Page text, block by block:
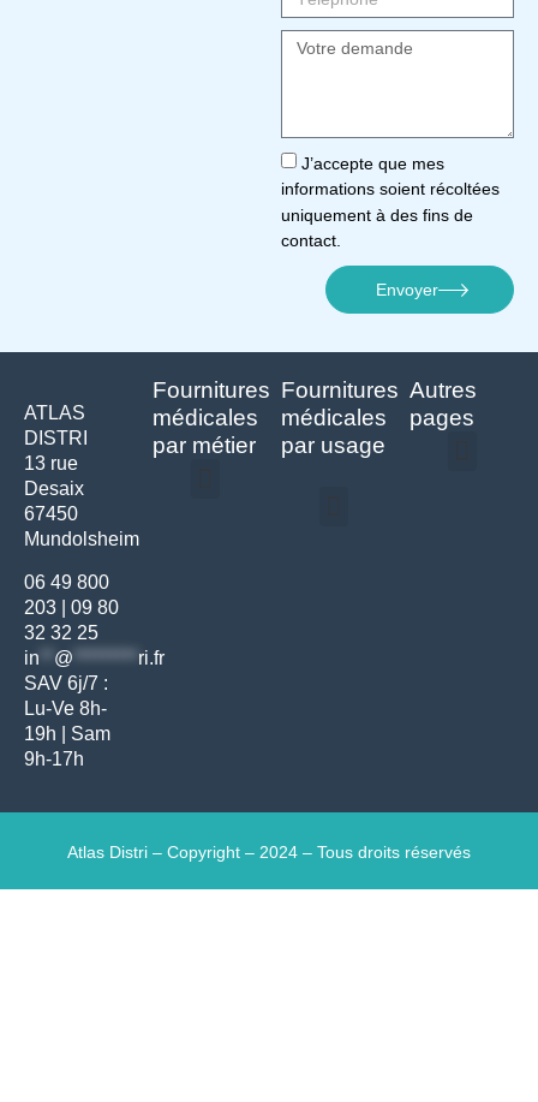
J’accepte que mes
informations soient récoltées
uniquement à des fins de
contact.
Envoyer
ATLAS
DISTRI
13 rue
Desaix
67450
Mundolsheim
06 49 800
203
09 80
32 32 25
in
@ ********* ri.fr
SAV 6j/7 :
Lu-Ve 8h-
19h | Sam
9h-17h
Fournitures
médicales
par métier
Fournitures
médicales
par usage
Autres
pages
Atlas Distri – Copyright – 2024 – Tous droits réservés